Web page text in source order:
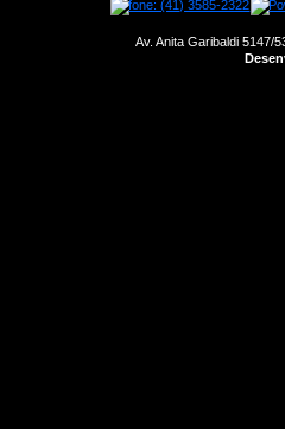
Av. Anita Garibaldi 5147/